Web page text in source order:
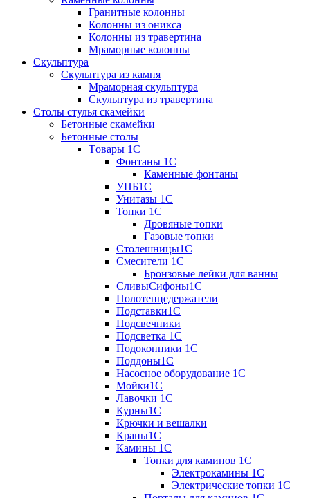
Гранитные колонны
Колонны из оникса
Колонны из травертина
Мраморные колонны
Скульптура
Скульптура из камня
Мраморная скульптура
Скульптура из травертина
Столы стулья скамейки
Бетонные скамейки
Бетонные столы
Tовары 1C
Фонтаны 1C
Каменные фонтаны
УПБ1С
Унитазы 1С
Топки 1С
Дровяные топки
Газовые топки
Столешницы1С
Смесители 1С
Бронзовые лейки для ванны
СливыСифоны1С
Полотенцедержатели
Подставки1С
Подсвечники
Подсветка 1С
Подоконники 1С
Поддоны1С
Насосное оборудование 1С
Мойки1С
Лавочки 1С
Курны1С
Крючки и вешалки
Краны1С
Камины 1C
Топки для каминов 1C
Электрокамины 1С
Электрические топки 1C